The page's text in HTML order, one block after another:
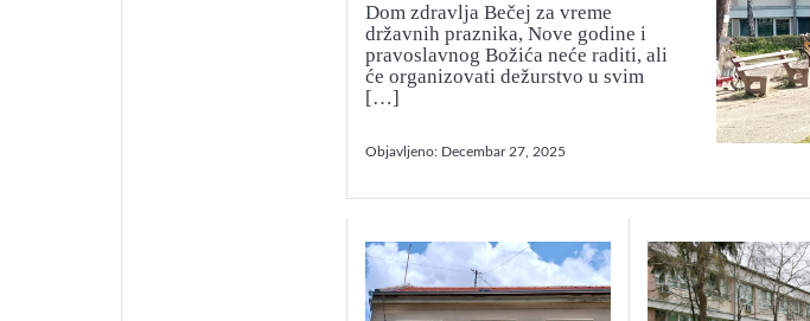
Dom zdravlja Bečej za vreme
državnih praznika, Nove godine i
pravoslavnog Božića neće raditi, ali
će organizovati dežurstvo u svim
[…]
Objavljeno: Decembar 27, 2025